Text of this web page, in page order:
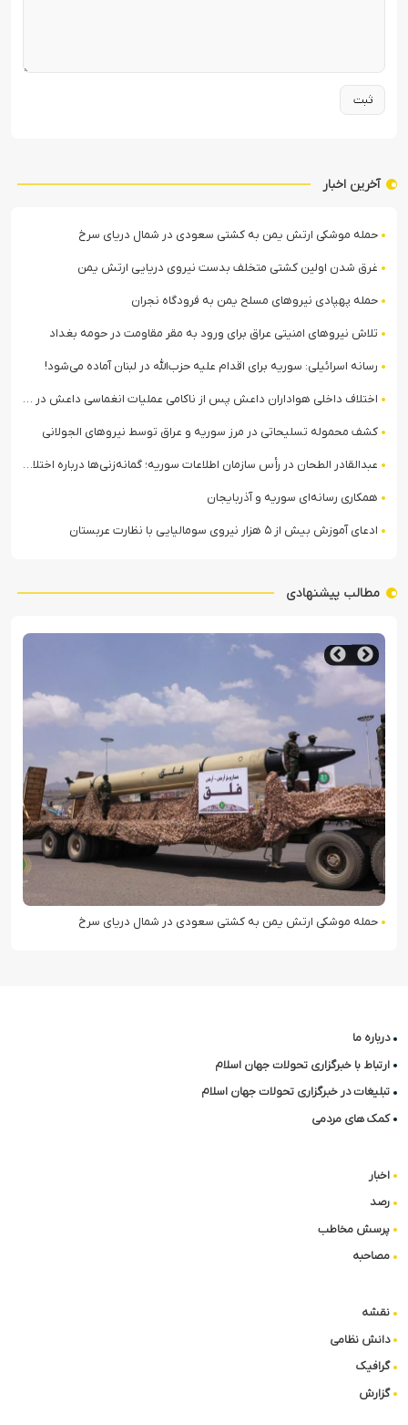
آخرین اخبار
حمله موشکی ارتش یمن به کشتی سعودی در شمال دریای سرخ
غرق شدن اولین کشتی متخلف بدست نیروی دریایی ارتش یمن
حمله پهپادی نیروهای مسلح یمن به فرودگاه نجران
تلاش نیروهای امنیتی عراق برای ورود به مقر مقاومت در حومه بغداد
رسانه اسرائیلی: سوریه برای اقدام علیه حزب‌الله در لبنان آماده می‌شود!
اختلاف داخلی هواداران داعش پس از ناکامی عملیات انغماسی داعش در رقه
کشف محموله تسلیحاتی در مرز سوریه و عراق توسط نیروهای الجولانی
عبدالقادر الطحان در رأس سازمان اطلاعات سوریه؛ گمانه‌زنی‌ها درباره اختلافات در ساختار امنیتی
همکاری رسانه‌ای سوریه و آذربایجان
ادعای آموزش بیش از ۵ هزار نیروی سومالیایی با نظارت عربستان
مطالب پیشنهادی
حمله موشکی ارتش یمن به کشتی سعودی در شمال دریای سرخ
درباره ما
ارتباط با خبرگزاری تحولات جهان اسلام
تبلیغات در خبرگزاری تحولات جهان اسلام
کمک های مردمی
اخبار
رصد
پرسش مخاطب
مصاحبه
نقشه
دانش نظامی
گرافیک
گزارش